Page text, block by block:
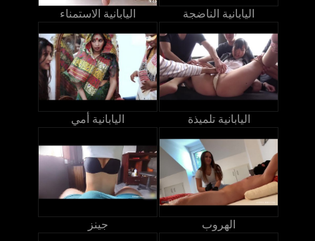
اليابانية الاستمناء اليابانية الناضجة
اليابانية أمي اليابانية تلميذة
جينز الهروب